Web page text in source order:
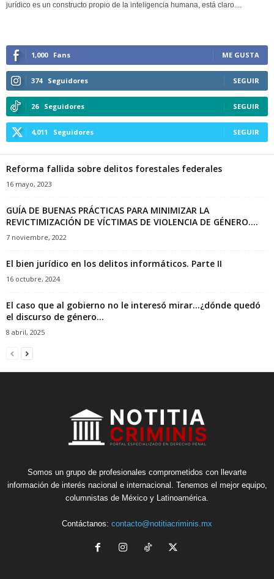
jurídico es un constructo propio de la inteligencia humana, está claro....
1,000 Fans ME GUSTA
374 Seguidores SEGUIR
26 Seguidores SEGUIR
4,011 Seguidores SEGUIR
Reforma fallida sobre delitos forestales federales
16 mayo, 2023
GUÍA DE BUENAS PRÁCTICAS PARA MINIMIZAR LA
REVICTIMIZACIÓN DE VÍCTIMAS DE VIOLENCIA DE GÉNERO....
7 noviembre, 2022
El bien jurídico en los delitos informáticos. Parte II
16 octubre, 2024
El caso que al gobierno no le interesó mirar…¿dónde quedó
el discurso de género...
8 abril, 2025
Somos un grupo de profesionales comprometidos con llevarte
información de interés nacional e internacional. Tenemos el mejor equipo,
columnistas de México y Latinoamérica.
Contáctanos: contacto@notitiacriminis.mx